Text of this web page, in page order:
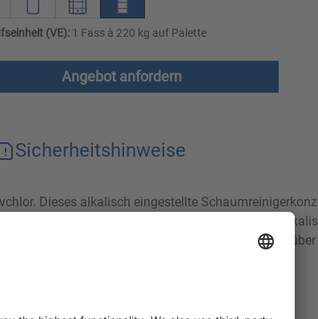
(VE):1 Fass à 220 kg auf Palette
Angebot anfordern
Sicherheitshinweise
Dieses alkalisch eingestellte
und hochwirksamer Tenside. Als
Wirkung durch das Aktivchlor. Zudem verfügt er